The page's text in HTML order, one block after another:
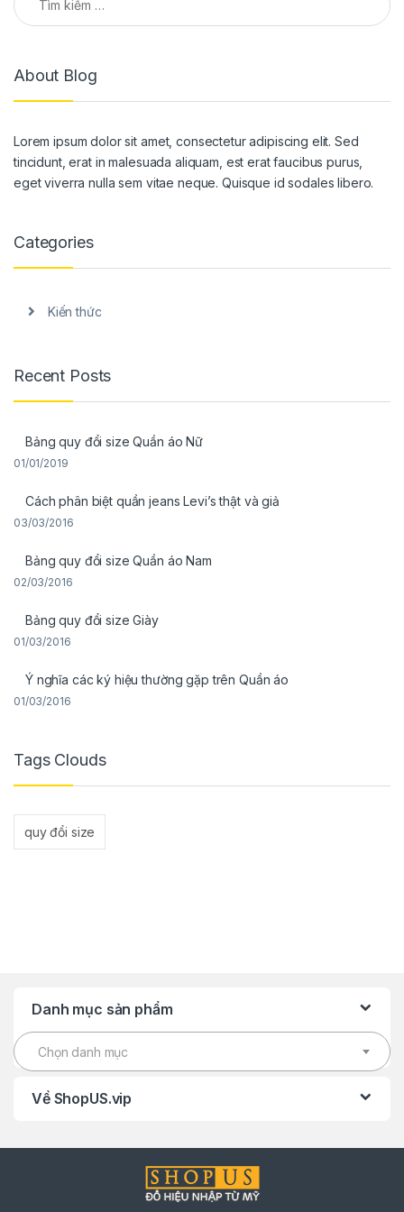
About Blog
Lorem ipsum dolor sit amet, consectetur adipiscing elit. Sed
tincidunt, erat in malesuada aliquam, est erat faucibus purus,
eget viverra nulla sem vitae neque. Quisque id sodales libero.
Categories
Kiến thức
Recent Posts
Bảng quy đổi size Quần áo Nữ
01/01/2019
Cách phân biệt quần jeans Levi’s thật và giả
03/03/2016
Bảng quy đổi size Quần áo Nam
02/03/2016
Bảng quy đổi size Giày
01/03/2016
Ý nghĩa các ký hiệu thường gặp trên Quần áo
01/03/2016
Tags Clouds
quy đổi size
Danh mục sản phẩm
Chọn danh mục
Về ShopUS.vip